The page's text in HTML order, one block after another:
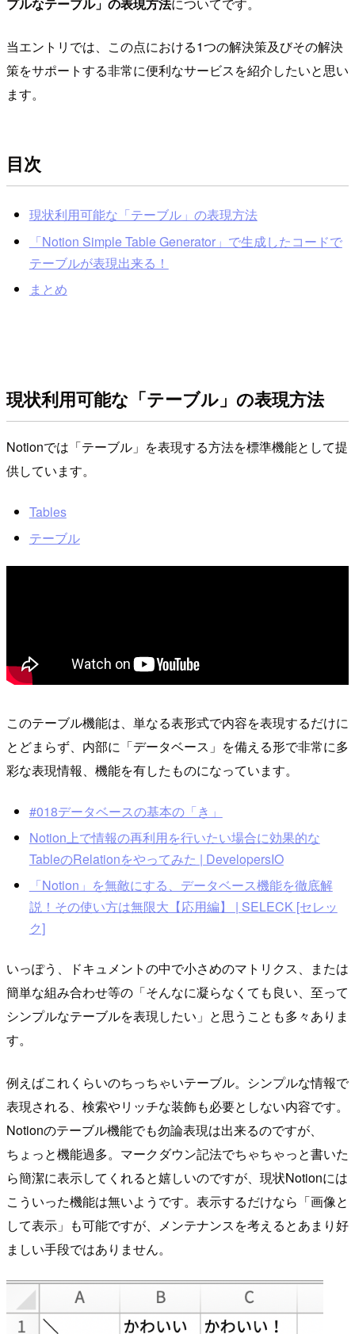
当エントリでは、この点における1つの解決策及びその解決
策をサポートする非常に便利なサービスを紹介したいと思い
ます。
目次
現状利用可能な「テーブル」の表現方法
「Notion Simple Table Generator」で生成したコードで
テーブルが表現出来る！
まとめ
現状利用可能な「テーブル」の表現方法
Notionでは「テーブル」を表現する方法を標準機能として提
供しています。
Tables
テーブル
このテーブル機能は、単なる表形式で内容を表現するだけに
とどまらず、内部に「データベース」を備える形で非常に多
彩な表現情報、機能を有したものになっています。
#018データベースの基本の「き」
Notion上で情報の再利用を行いたい場合に効果的な
TableのRelationをやってみた | DevelopersIO
「Notion」を無敵にする、データベース機能を徹底解
説！その使い方は無限大【応用編】 | SELECK [セレッ
ク]
いっぽう、ドキュメントの中で小さめのマトリクス、または
簡単な組み合わせ等の「そんなに凝らなくても良い、至って
シンプルなテーブルを表現したい」と思うことも多々ありま
す。
例えばこれくらいのちっちゃいテーブル。シンプルな情報で
表現される、検索やリッチな装飾も必要としない内容です。
Notionのテーブル機能でも勿論表現は出来るのですが、
ちょっと機能過多。マークダウン記法でちゃちゃっと書いた
ら簡潔に表示してくれると嬉しいのですが、現状Notionには
こういった機能は無いようです。表示するだけなら「画像と
して表示」も可能ですが、メンテナンスを考えるとあまり好
ましい手段ではありません。